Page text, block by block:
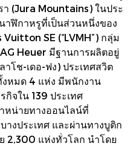
า (Jura Mountains) ในประ
าฬิกาหรูที่เป็นส่วนหนึ่งของ
SE (“LVMH”) กลุ่ม
Heuer มีฐานการผลิตอยู่
โช-เดอ-ฟง) ประเทศสวิต
หมด 4 แห่ง มีพนักงาน
จใน 139 ประเทศ
หน่ายทางออนไลน์ที่
งประเทศ และผ่านทางบูติก
2,300 แห่งทั่วโลก นำโดย